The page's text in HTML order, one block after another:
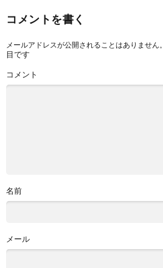
コメントを書く
メールアドレスが公開されることはありません。
目です
コメント
名前
メール